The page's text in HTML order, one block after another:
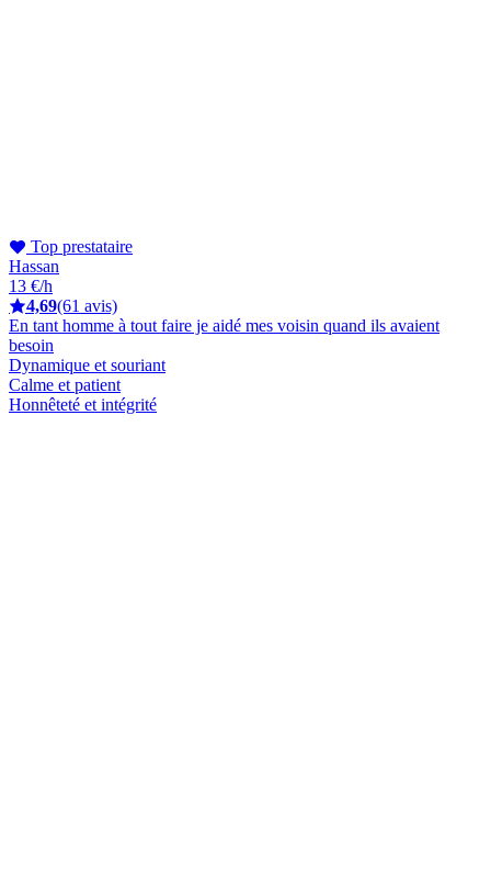
Top prestataire
Hassan
13 €/h
4,69(61 avis)
En tant homme à tout faire je aidé mes voisin quand ils avaient
besoin
Dynamique et souriant
Calme et patient
Honnêteté et intégrité